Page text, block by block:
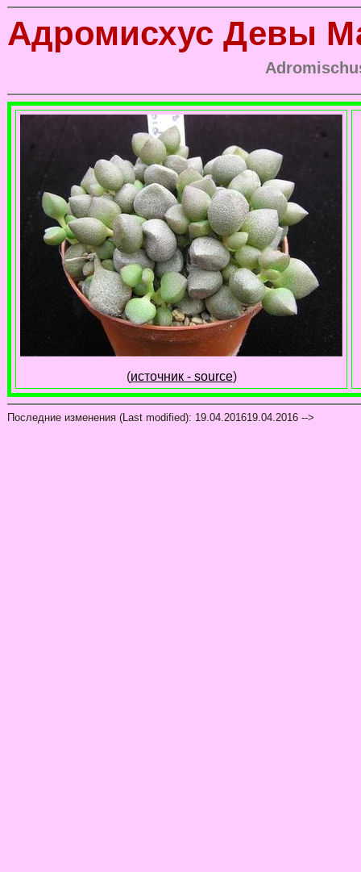
Адромисхус Девы
(источник - source)
Последние изменения (Last modified): 19.04.201619.04.2016 -->